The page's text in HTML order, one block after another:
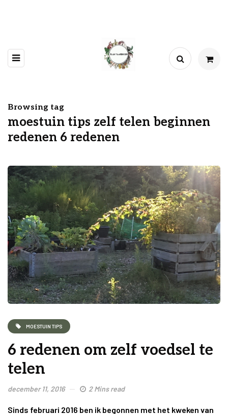
Browsing tag
moestuin tips zelf telen beginnen
redenen 6 redenen
MOESTUIN TIPS
6 redenen om zelf voedsel te
telen
december 11, 2016 2 Mins read
Sinds februari 2016 ben ik begonnen met het kweken van